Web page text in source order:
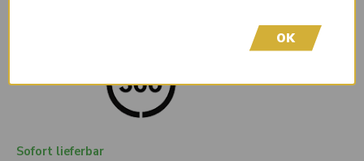
Sofort lieferbar
OK